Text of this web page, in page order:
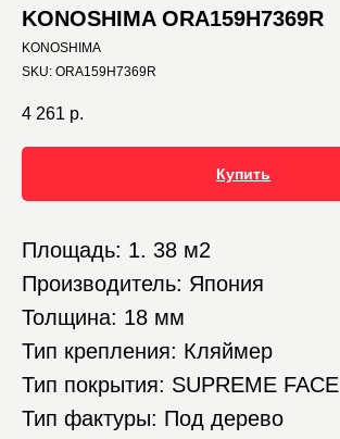
KONOSHIMA ORA159H7369R
KONOSHIMA
SKU: ORA159H7369R
4 261 р.
Купить
Площадь: 1. 38 м2
Производитель: Япония
Толщина: 18 мм
Тип крепления: Кляймер
Тип покрытия: SUPREME FACE
Тип фактуры: Под дерево